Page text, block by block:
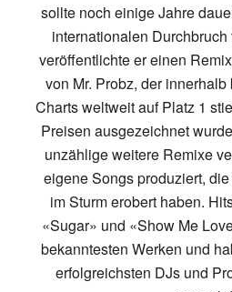
sollte noch einige Jahre
internationalen
veröffentlichte er einen
von Mr. Probz, der
Charts weltweit auf Platz 1
Preisen ausgezeichnet
unzählige weitere Remixe
eigene Songs produziert,
im Sturm erobert haben.
«Sugar» und «Show Me
bekanntesten Werken und
erfolgreichsten DJs und